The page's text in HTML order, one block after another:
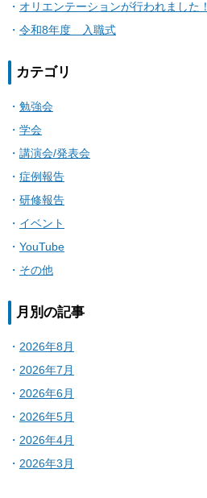
オリエンテーションが行われました！
令和8年度 入職式
カテゴリ
勉強会
学会
講演会/発表会
症例報告
研修報告
イベント
YouTube
その他
月別の記事
2026年8月
2026年7月
2026年6月
2026年5月
2026年4月
2026年3月